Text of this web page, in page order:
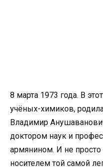
8 марта 1973 года. В
учёных-химиков,
Владимир
доктором наук и
армянином. И не
носителем той самой